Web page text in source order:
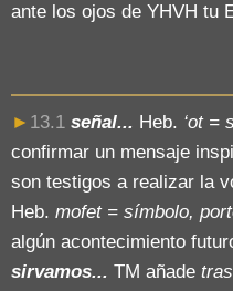
ante los ojos de YHVH tu
► 13.1 señal... Heb. ‘ot =
confirmar un mensaje
son testigos a realizar la
Heb. mofet = símbolo,
algún acontecimiento
sirvamos... TM añade tras